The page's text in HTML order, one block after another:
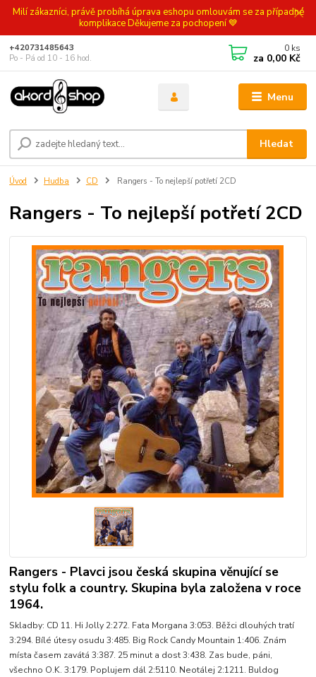
Milí zákazníci, právě probíhá úprava eshopu omlouvám se za případné
komplikace Děkujeme za pochopení 💙
Menu
Hledat
+420731485643
Po - Pá od 10 - 16 hod.
0 ks
za 0,00 Kč
Úvod Hudba CD Rangers - To nejlepší potřetí 2CD
Rangers - To nejlepší potřetí 2CD
Rangers - Plavci jsou česká skupina věnující se
stylu folk a country. Skupina byla založena v roce
1964.
Skladby: CD 11. Hi Jolly 2:272. Fata Morgana 3:053. Běžci dlouhých tratí
3:294. Bílé útesy osudu 3:485. Big Rock Candy Mountain 1:406. Znám
místa časem zavátá 3:387. 25 minut a dost 3:438. Zas bude, páni,
všechno O.K. 3:179. Poplujem dál 2:5110. Neotálej 2:1211. Buldog